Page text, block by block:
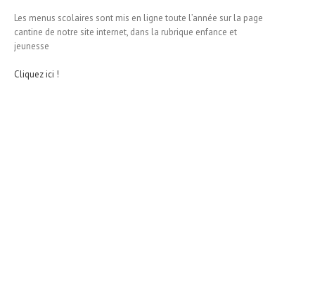
Les menus scolaires sont mis en ligne toute l’année sur la page
cantine de notre site internet, dans la rubrique enfance et
jeunesse
Cliquez ici !